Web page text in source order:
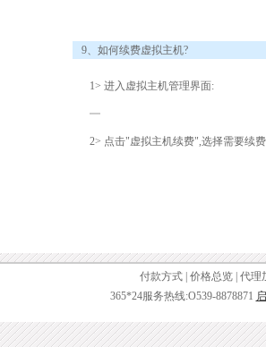
9、如何续费虚拟主机?
1> 进入虚拟主机管理界面:
2> 点击"虚拟主机续费",选择需要续
付款方式 价格总览 代理
365*24服务热线:O539-8878871